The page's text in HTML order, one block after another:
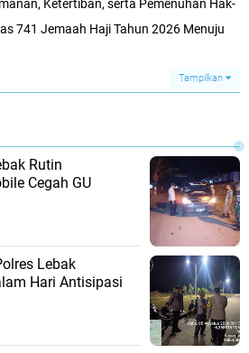
Ketertiban, serta Pemenuhan Hak-
741 Jemaah Haji Tahun 2026 Menuju
Tampilkan
Rutin
Cegah GU
Lebak
Hari Antisipasi